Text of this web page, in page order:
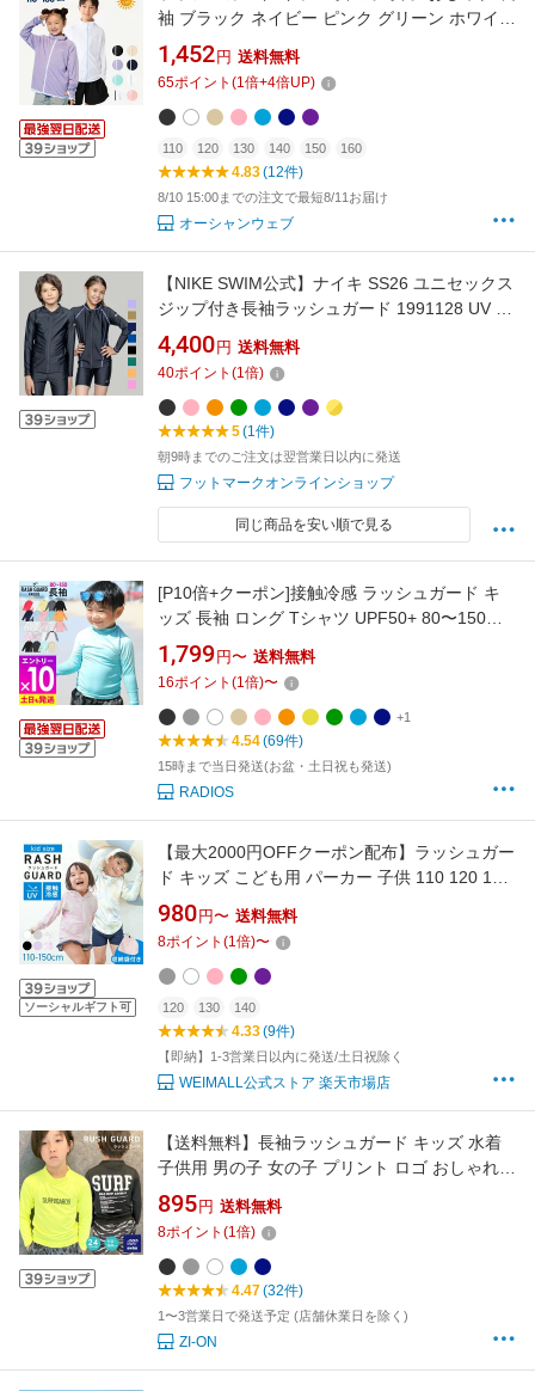
袖 ブラック ネイビー ピンク グリーン ホワイト
OP KIDS 男の子 男子 子供用ラッシュガード ラ
ッシュガードキッズ ジップアップ キッズラッ
シュガード 子供 水着 スポーツ 可愛い おしゃれ
uvカット 小学生 中学生 593460
1,452 円 送料無料
65ポイント (1倍+4倍UP)
110 120 130 140 150 160
4.83(12件)
8/10 15:00までの注文で最短8/11お届け
オーシャンウェブ
【NIKE SWIM公式】ナイキ SS26 ユニセックス
ジップ付き長袖ラッシュガード 1991128 UV ス
クール水着 男子 男児 男の子 女の子 女子 女児
プール BOYS GIRLS nike フットマーク
4,400 円 送料無料
40ポイント (1倍)
5(1件)
朝9時までのご注文は翌営業日以内に発送
フットマークオンラインショップ
同じ商品を安い順で見る
[P10倍+クーポン]接触冷感 ラッシュガード キ
ッズ 長袖 ロング Tシャツ UPF50+ 80〜150サ
イズ UVカット98％ トップス 子供 ベビー 男の
子 女の子 水着 HEAZEL 紫外線対策 日焼け対策
19H-RF3
1,799 円〜 送料無料
16ポイント (1倍)〜
+1
4.54(69件)
15時まで当日発送(お盆・土日祝も発送)
RADIOS
ソーシャルギフト可
【最大2000円OFFクーポン配布】ラッシュガー
ド キッズ こども用 パーカー 子供 110 120 130
140 150 UVパーカー 長袖 UVカット UPF50 フ
ード付き ハイネック 水着 夏 薄手 吸水 速乾 接
触冷感 収納袋 女の子 男の子 冷感 海水浴 小学
校 学校 プール UVカットパーカー
980 円〜 送料無料
8ポイント (1倍)〜
120 130 140
4.33(9件)
【即納】1-3営業日以内に発送/土日祝除く
WEIMALL公式ストア 楽天市場店
【送料無料】長袖ラッシュガード キッズ 水着
子供用 男の子 女の子 プリント ロゴ おしゃれ
紫外線対策 日焼け防止 UVケア 海水浴 水泳 マ
リンスポーツ プール 小学生 子ども用 ジュニア
110cm 120cm 130cm 140cm 150cm
160cm「933-00」
895 円 送料無料
8ポイント (1倍)
4.47(32件)
1〜3営業日で発送予定 (店舗休業日を除く)
ZI-ON